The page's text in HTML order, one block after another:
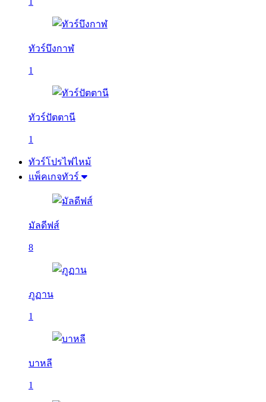
ทัวร์บึงกาฬ
1
ทัวร์ปัตตานี
1
ทัวร์โปรไฟไหม้
แพ็คเกจทัวร์
มัลดีฟส์
8
ภูฏาน
1
บาหลี
1